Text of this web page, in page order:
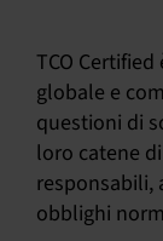
TCO
globale e
questioni di
loro catene
responsabili,
obblighi